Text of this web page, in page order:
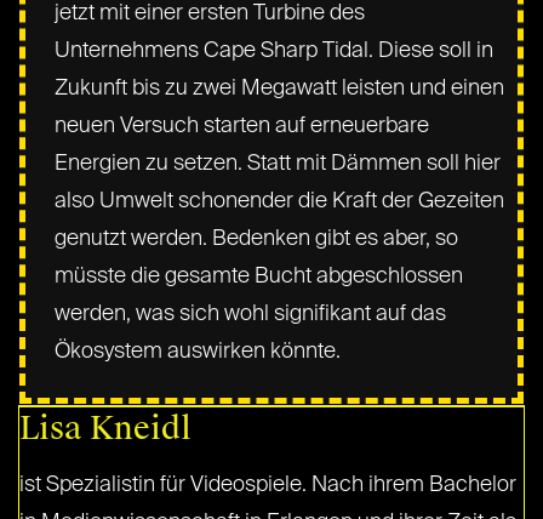
jetzt mit einer ersten Turbine des
Unternehmens Cape Sharp Tidal. Diese soll in
Zukunft bis zu zwei Megawatt leisten und einen
neuen Versuch starten auf erneuerbare
Energien zu setzen. Statt mit Dämmen soll hier
also Umwelt schonender die Kraft der Gezeiten
genutzt werden. Bedenken gibt es aber, so
müsste die gesamte Bucht abgeschlossen
werden, was sich wohl signifikant auf das
Ökosystem auswirken könnte.
Lisa Kneidl
ist Spezialistin für Videospiele. Nach ihrem Bachelor